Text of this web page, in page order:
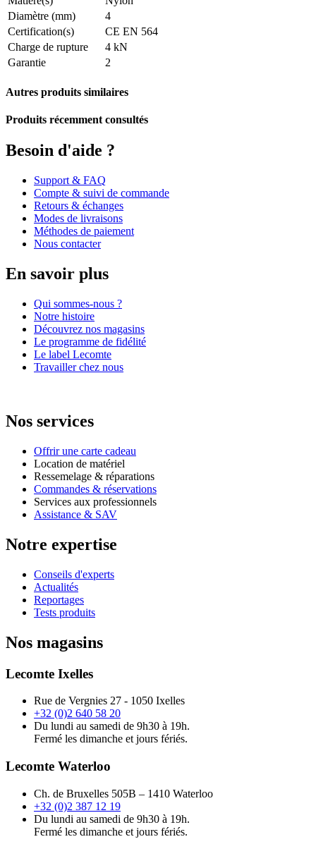
Diamètre (mm)
4
Certification(s)
CE EN 564
Charge de rupture
4 kN
Garantie
2
Autres produits similaires
Produits récemment consultés
Besoin d'aide ?
Support & FAQ
Compte & suivi de commande
Retours & échanges
Modes de livraisons
Méthodes de paiement
Nous contacter
En savoir plus
Qui sommes-nous ?
Notre histoire
Découvrez nos magasins
Le programme de fidélité
Le label Lecomte
Travailler chez nous
Nos services
Offrir une carte cadeau
Location de matériel
Ressemelage & réparations
Commandes & réservations
Services aux professionnels
Assistance & SAV
Notre expertise
Conseils d'experts
Actualités
Reportages
Tests produits
Nos magasins
Lecomte Ixelles
Rue de Vergnies 27 - 1050 Ixelles
+32 (0)2 640 58 20
Du lundi au samedi de 9h30 à 19h.
Fermé les dimanche et jours fériés.
Lecomte Waterloo
Ch. de Bruxelles 505B – 1410 Waterloo
+32 (0)2 387 12 19
Du lundi au samedi de 9h30 à 19h.
Fermé les dimanche et jours fériés.